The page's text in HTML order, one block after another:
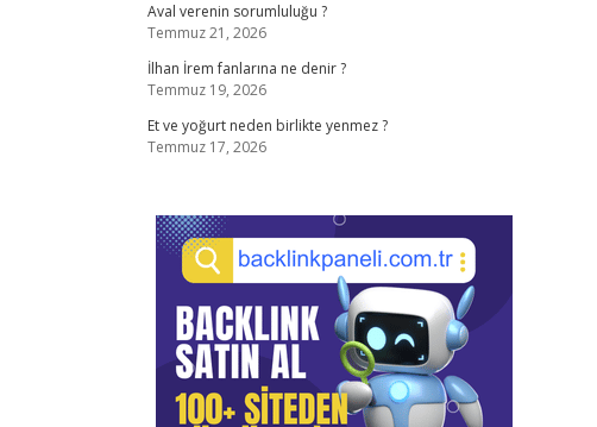
Aval verenin sorumluluğu ?
Temmuz 21, 2026
İlhan İrem fanlarına ne denir ?
Temmuz 19, 2026
Et ve yoğurt neden birlikte yenmez ?
Temmuz 17, 2026